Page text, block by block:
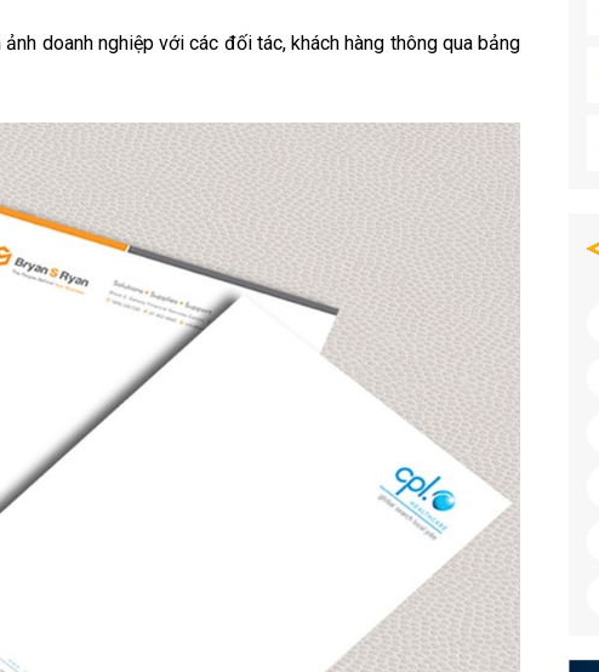
doanh nghiệp với các đối tác, khách hàng thông qua bảng